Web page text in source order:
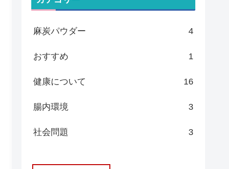
麻炭パウダー 4
おすすめ 1
健康について 16
腸内環境 3
社会問題 3